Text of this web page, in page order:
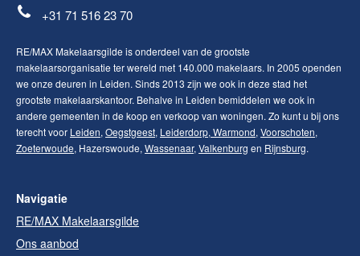
+31 71 516 23 70
RE/MAX Makelaarsgilde is onderdeel van de grootste
makelaarsorganisatie ter wereld met 140.000 makelaars. In 2005 openden
we onze deuren in Leiden. Sinds 2013 zijn we ook in deze stad het
grootste makelaarskantoor. Behalve in Leiden bemiddelen we ook in
andere gemeenten in de koop en verkoop van woningen. Zo kunt u bij ons
terecht voor Leiden, Oegstgeest, Leiderdorp, Warmond, Voorschoten,
Zoeterwoude, Hazerswoude, Wassenaar, Valkenburg en Rijnsburg.
Navigatie
RE/MAX Makelaarsgilde
Ons aanbod